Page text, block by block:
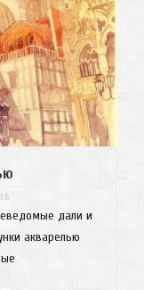
дали и
акварелью